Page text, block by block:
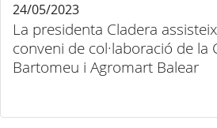
La presidenta Cladera
conveni de col·laboració de la
Bartomeu i Agromart Balear
24/05/2023